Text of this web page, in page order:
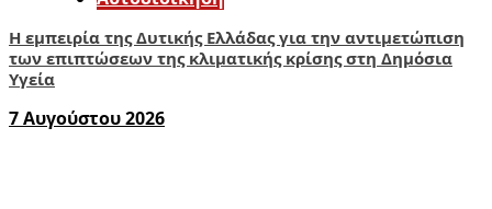
Η εμπειρία της Δυτικής Ελλάδας για την αντιμετώπιση
των επιπτώσεων της κλιματικής κρίσης στη Δημόσια
Υγεία
7 Αυγούστου 2026